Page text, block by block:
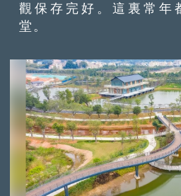
觀保存完好。這裏常年
堂。